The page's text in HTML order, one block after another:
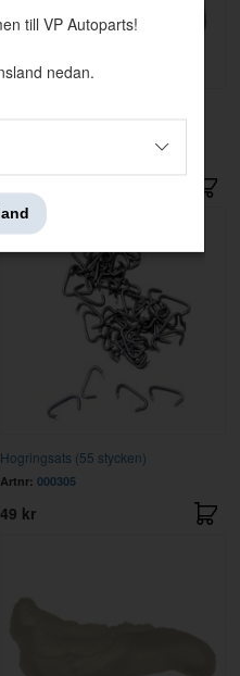
Hogringsats (55 stycken)
Artnr: 000305
49 kr
till VP Autoparts!
nedan.